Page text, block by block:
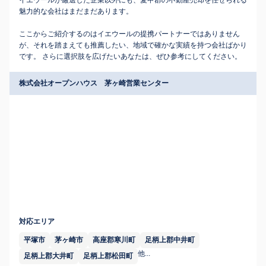
魅力的な会社はまだまだあります。
ここからご紹介するのはイエウールの提携パートナーではありません
が、それを踏まえても推薦したい、地域で確かな実績を持つ会社ばかり
です。 さらに選択肢を広げたいあなたは、ぜひ参考にしてください。
株式会社オープンハウス 茅ヶ崎営業センター
対応エリア
平塚市 茅ヶ崎市 高座郡寒川町
足柄上郡中井町
足柄上郡大井町
足柄上郡松田町 他...